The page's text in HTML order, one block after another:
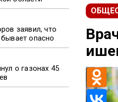
заявил, что
опасно
о газонах 45